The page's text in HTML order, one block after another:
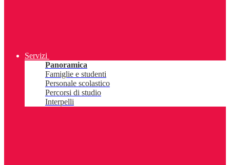
Servizi
Panoramica
Famiglie e studenti
Personale scolastico
Percorsi di studio
Interpelli